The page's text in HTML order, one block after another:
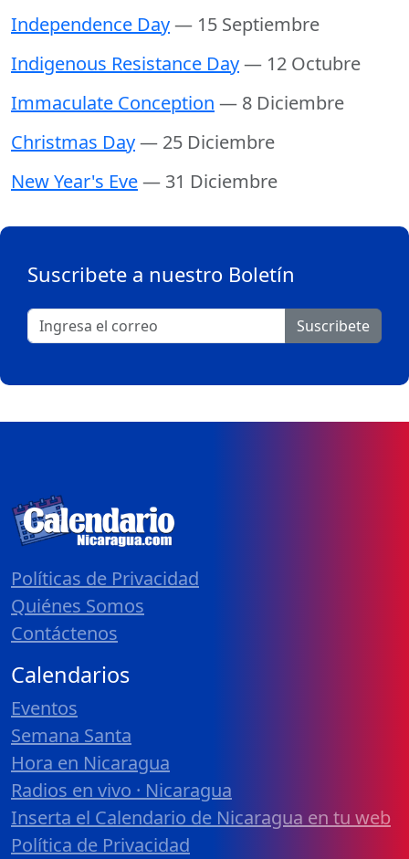
Independence Day— 15 Septiembre
Indigenous Resistance Day— 12 Octubre
Immaculate Conception — 8 Diciembre
Christmas Day— 25 Diciembre
New Year's Eve— 31 Diciembre
Suscribete a nuestro Boletín
Suscribete
Políticas de Privacidad
Quiénes Somos
Contáctenos
Calendarios
Eventos
Semana Santa
Hora en Nicaragua
Radios en vivo · Nicaragua
Inserta el Calendario de Nicaragua en tu web
Política de Privacidad